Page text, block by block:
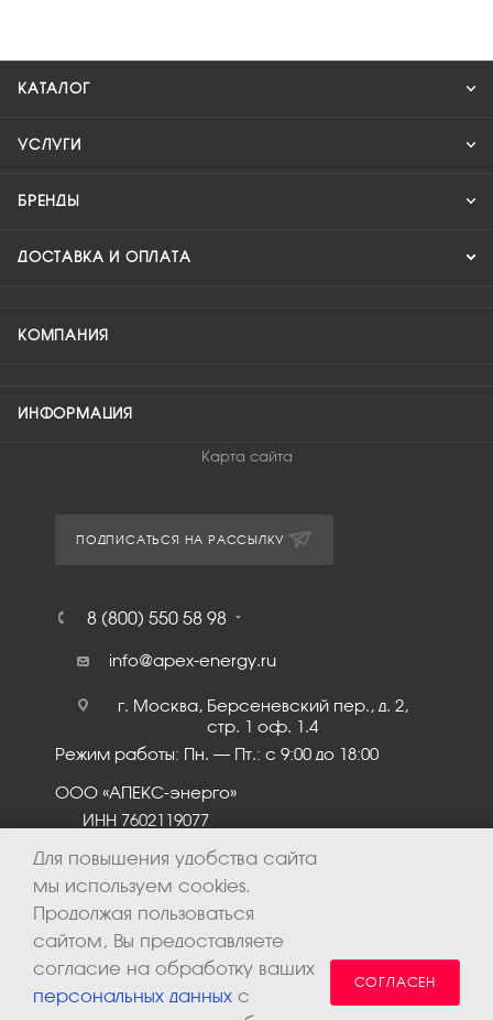
КАТАЛОГ
УСЛУГИ
БРЕНДЫ
ДОСТАВКА И ОПЛАТА
КОМПАНИЯ
ИНФОРМАЦИЯ
Карта сайта
ПОДПИСАТЬСЯ НА РАССЫЛКУ
8 (800) 550 58 98
info@apex-energy.ru
г. Москва, Берсеневский пер., д. 2,
стр. 1 оф. 1.4
Режим работы: Пн. – Пт.: с 9:00 до 18:00
ООО «АПЕКС-энерго»
ИНН 7602119077
Для повышения удобства сайта
мы используем cookies.
Продолжая пользоваться
сайтом, Вы предоставляете
согласие на обработку ваших
персональных данных с
СОГЛАСЕН